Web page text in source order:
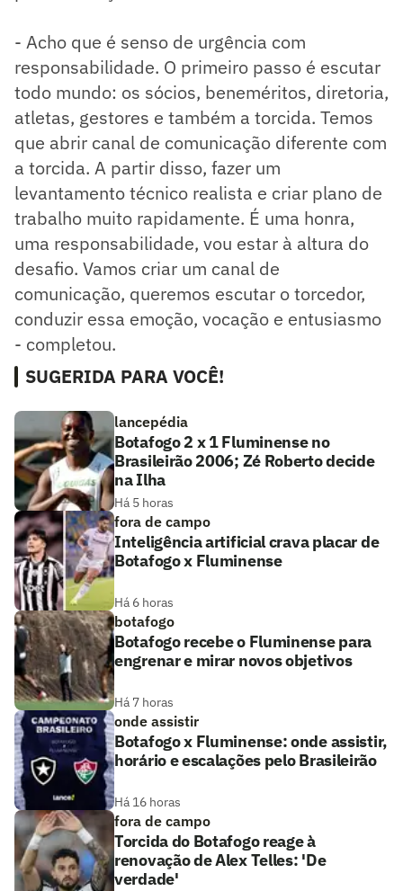
- Acho que é senso de urgência com
responsabilidade. O primeiro passo é escutar
todo mundo: os sócios, beneméritos, diretoria,
atletas, gestores e também a torcida. Temos
que abrir canal de comunicação diferente com
a torcida. A partir disso, fazer um
levantamento técnico realista e criar plano de
trabalho muito rapidamente. É uma honra,
uma responsabilidade, vou estar à altura do
desafio. Vamos criar um canal de
comunicação, queremos escutar o torcedor,
conduzir essa emoção, vocação e entusiasmo
- completou.
SUGERIDA PARA VOCÊ!
lancepédia
Botafogo 2 x 1 Fluminense no
Brasileirão 2006; Zé Roberto decide
na Ilha
Há 5 horas
fora de campo
Inteligência artificial crava placar de
Botafogo x Fluminense
Há 6 horas
botafogo
Botafogo recebe o Fluminense para
engrenar e mirar novos objetivos
Há 7 horas
onde assistir
Botafogo x Fluminense: onde assistir,
horário e escalações pelo Brasileirão
Há 16 horas
fora de campo
Torcida do Botafogo reage à
renovação de Alex Telles: 'De
verdade'